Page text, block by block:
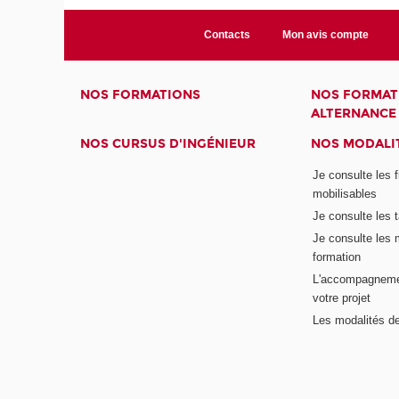
Contacts Mon avis compte
NOS FORMATIONS
NOS
ALTERNANCE
NOS CURSUS D'INGÉNIEUR
NOS
Je consulte les
mobilisables
Je consulte les
Je consulte les
formation
votre projet
Les modalités